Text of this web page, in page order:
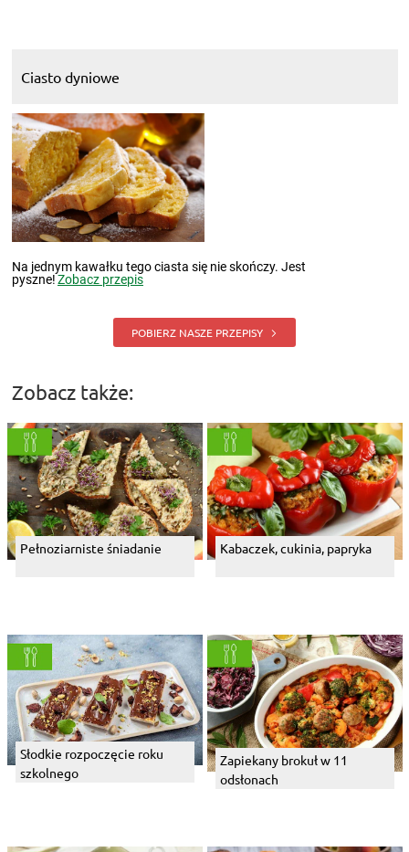
Ciasto dyniowe
Na jednym kawałku tego ciasta się nie skończy. Jest
pyszne!Zobacz przepis
POBIERZ NASZE PRZEPISY
Zobacz także:
Pełnoziarniste śniadanie Kabaczek, cukinia, papryka
Słodkie rozpoczęcie roku
szkolnego
Zapiekany brokuł w 11
odsłonach